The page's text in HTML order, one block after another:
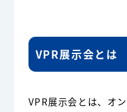
VPR展示会とは
VPR展示会とは、オ